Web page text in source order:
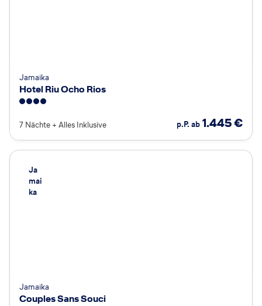
Jamaika
Hotel Riu Ocho Rios
7 Nächte + Alles Inklusive p.P. ab 1.445€
Ja
mai
ka
Jamaika
Couples Sans Souci